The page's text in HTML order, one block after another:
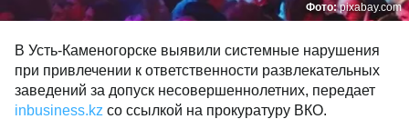
Фото:pixabay.com
В Усть-Каменогорске выявили системные нарушения
при привлечении к ответственности развлекательных
заведений за допуск несовершеннолетних, передает
inbusiness.kz со ссылкой на прокуратуру ВКО.